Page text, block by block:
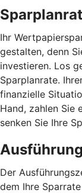
Ihr
gestalten, denn
investieren. Los
Sparplanrate.
finanzielle
Hand, zahlen Sie
senken Sie Ihre
Der
dem Ihre